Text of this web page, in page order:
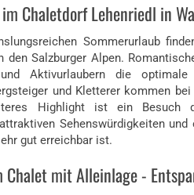
Chaletdorf Lehenriedl in
Sommerurlaub
den Salzburger Alpen.
und Aktivurlaubern die
und Kletterer kommen
Highlight ist ein Besuch
Sehenswürdigkeiten
gut erreichbar ist.
Chalet mit Alleinlage -